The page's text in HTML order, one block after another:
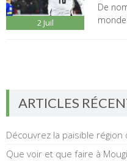
2 Juil
De
monde
ARTICLES
Découvrez la paisible région
Que voir et que faire à